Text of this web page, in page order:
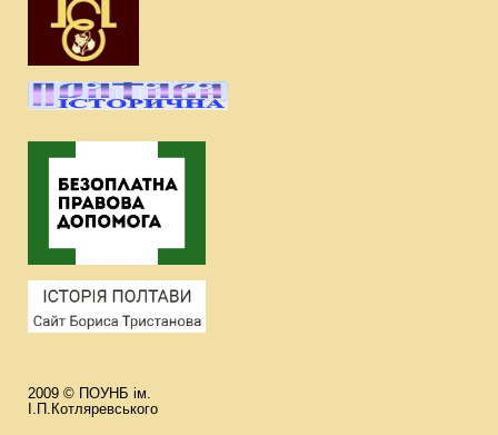
2009 © ПОУНБ ім.
І.П.Котляревського